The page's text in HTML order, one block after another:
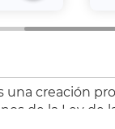
creación
de la Ley de